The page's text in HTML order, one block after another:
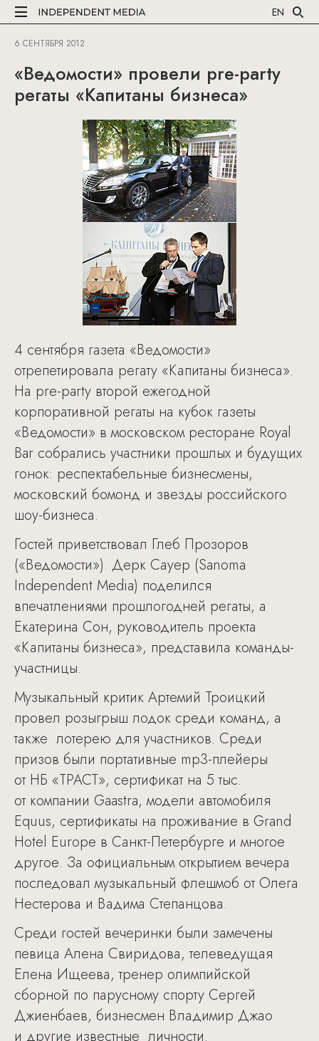
EN
6 СЕНТЯБРЯ 2012
«Ведомости» провели pre-party
регаты «Капитаны бизнеса»
4 сентября газета «Ведомости»
отрепетировала регату «Капитаны бизнеса».
На pre-party второй ежегодной
корпоративной регаты на кубок газеты
«Ведомости» в московском ресторане Royal
Bar собрались участники прошлых и будущих
гонок: респектабельные бизнесмены,
московский бомонд и звезды российского
шоу-бизнеса.
Гостей приветствовал Глеб Прозоров
(«Ведомости»). Дерк Сауер (Sanoma
Independent Media) поделился
впечатлениями прошлогодней регаты, а
Екатерина Сон, руководитель проекта
«Капитаны бизнеса», представила команды-
участницы.
Музыкальный критик Артемий Троицкий
провел розыгрыш лодок среди команд, а
также лотерею для участников. Среди
призов были портативные mp3-плейеры
от НБ «ТРАСТ», сертификат на 5 тыс.
от компании Gaastra, модели автомобиля
Equus, сертификаты на проживание в Grand
Hotel Europe в Санкт-Петербурге и многое
другое. За официальным открытием вечера
последовал музыкальный флешмоб от Олега
Нестерова и Вадима Степанцова.
Среди гостей вечеринки были замечены
певица Алена Свиридова, телеведущая
Елена Ищеева, тренер олимпийской
сборной по парусному спорту Сергей
Джиенбаев, бизнесмен Владимир Джао
и другие известные личности.